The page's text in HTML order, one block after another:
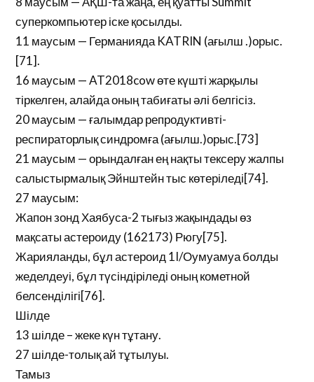
суперкомпьютер іске қосылды.
11 маусым — Германияда KATRIN (ағылш .)орыс.
[71].
16 маусым — AT2018cow өте күшті жарқылы
тіркелген, алайда оның табиғаты әлі белгісіз.
20 маусым — ғалымдар репродуктивті-
респираторлық синдромға (ағылш.)орыс.[73]
21 маусым — орындалған ең нақты тексеру жалпы
салыстырмалық Эйнштейн тыс көтеріледі[74].
27 маусым:
Жапон зонд Хаябуса-2 тығыз жақындады өз
мақсаты астероиду (162173) Рюгу[75].
Жарияланды, бұл астероид 1I/Оумуамуа болды
жеделдеуі, бұл түсіндіріледі оның кометной
белсенділігі[76].
Шілде
13 шілде – жеке күн тұтану.
27 шілде-толық ай тұтылуы.
Тамыз